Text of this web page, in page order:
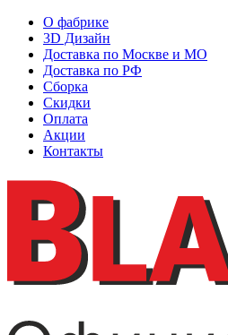
О фабрике
3D Дизайн
Доставка по Москве и МО
Доставка по РФ
Сборка
Скидки
Оплата
Акции
Контакты